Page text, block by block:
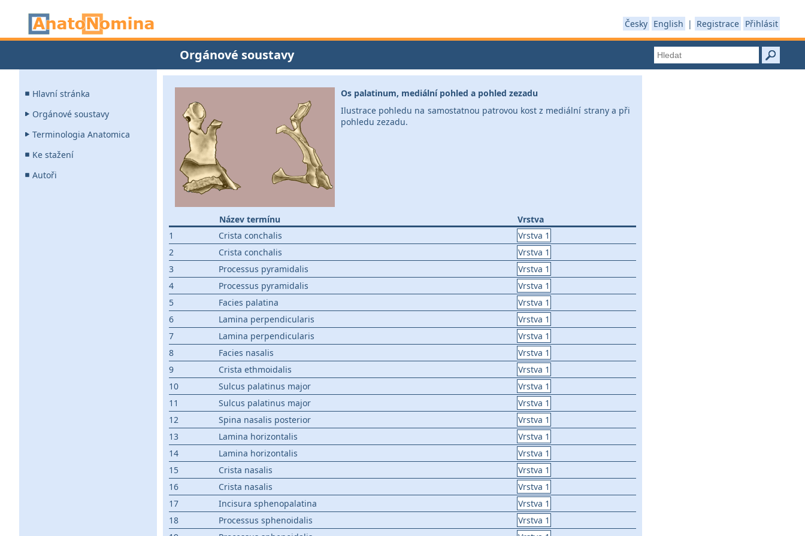
Česky English | Registrace Přihlásit
Orgánové soustavy
Hlavní stránka
Orgánové soustavy
Terminologia Anatomica
Ke stažení
Autoři
Os palatinum, mediální pohled a pohled zezadu
Ilustrace pohledu na samostatnou patrovou kost z mediální strany a při
pohledu zezadu.
Název termínu
Vrstva
1
Crista conchalis
Vrstva 1
2
Crista conchalis
Vrstva 1
3
Processus pyramidalis
Vrstva 1
4
Processus pyramidalis
Vrstva 1
5
Facies palatina
Vrstva 1
6
Lamina perpendicularis
Vrstva 1
7
Lamina perpendicularis
Vrstva 1
8
Facies nasalis
Vrstva 1
9
Crista ethmoidalis
Vrstva 1
10
Sulcus palatinus major
Vrstva 1
11
Sulcus palatinus major
Vrstva 1
12
Spina nasalis posterior
Vrstva 1
13
Lamina horizontalis
Vrstva 1
14
Lamina horizontalis
Vrstva 1
15
Crista nasalis
Vrstva 1
16
Crista nasalis
Vrstva 1
17
Incisura sphenopalatina
Vrstva 1
18
Processus sphenoidalis
Vrstva 1